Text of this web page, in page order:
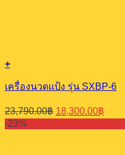
+
เครื่องนวดแป้ง รุ่น SXBP-6
23,790.00฿ Original
price
was:
18,300.00฿
price
is:
-23%